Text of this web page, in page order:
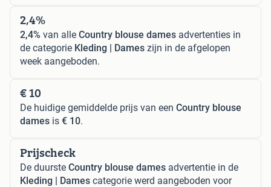
2,4%
2,4% van alle Country blouse dames advertenties in
de categorie Kleding | Dames zijn in de afgelopen
week aangeboden.
€ 10
De huidige gemiddelde prijs van een Country blouse
dames is € 10.
Prijscheck
De duurste Country blouse dames advertentie in de
Kleding | Dames categorie werd aangeboden voor